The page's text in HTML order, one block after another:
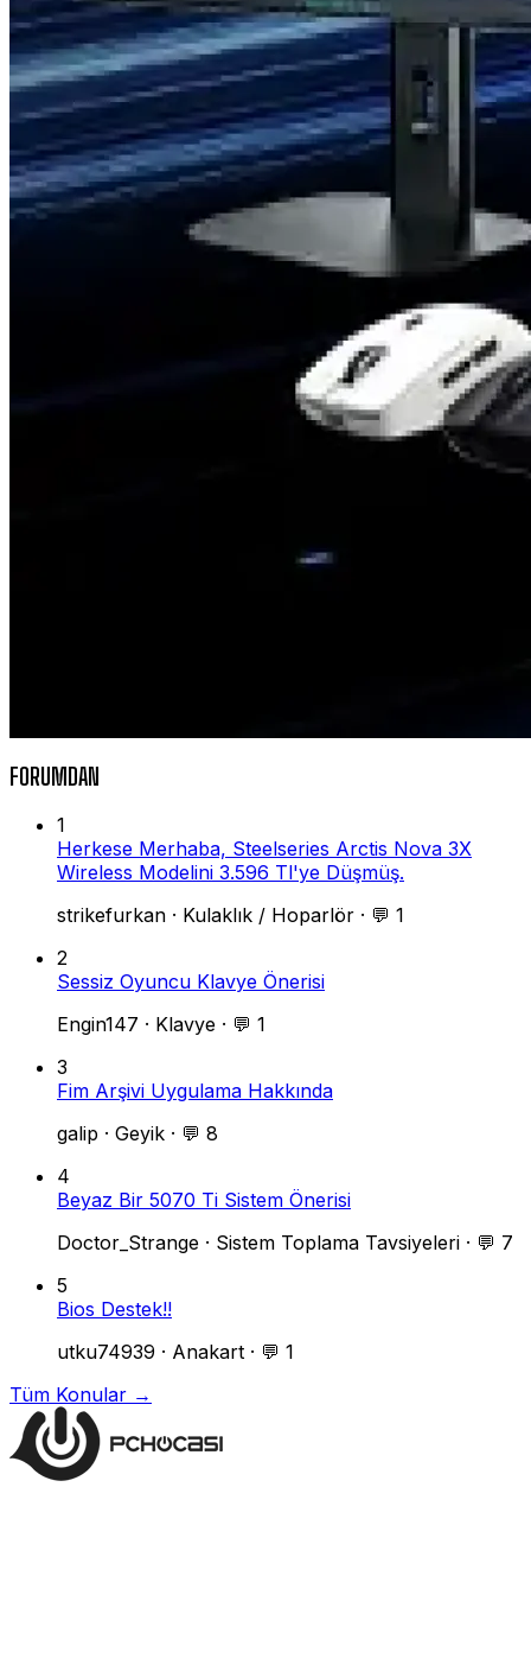
FORUMDAN
1
Herkese Merhaba, Steelseries Arctis Nova 3X
Wireless Modelini 3.596 Tl'ye Düşmüş.
strikefurkan · Kulaklık / Hoparlör · 💬 1
2
Sessiz Oyuncu Klavye Önerisi
Engin147 · Klavye · 💬 1
3
Fim Arşivi Uygulama Hakkında
galip · Geyik · 💬 8
4
Beyaz Bir 5070 Ti Sistem Önerisi
Doctor_Strange · Sistem Toplama Tavsiyeleri · 💬 7
5
Bios Destek!!
utku74939 · Anakart · 💬 1
Tüm Konular →